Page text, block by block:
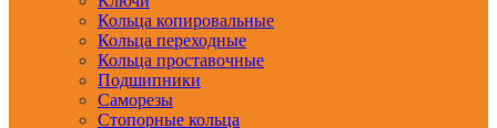
Кольца копировальные
Кольца переходные
Кольца проставочные
Подшипники
Саморезы
Стопорные кольца